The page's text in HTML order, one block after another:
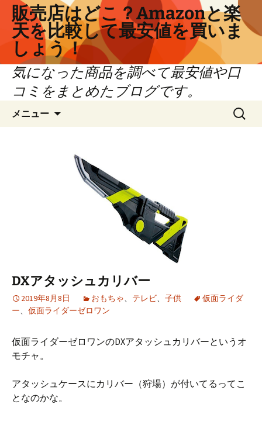
ツ
販売店はどこ？Amazonと楽
天を比較して最安値を買いま
しょう！
気になった商品を調べて最安値や口
コミをまとめたブログです。
メニュー
検
索:
DXアタッシュカリバー
2019年8月8日 おもちゃ、 テレビ、 子供
仮面ライダ
ー、 仮面ライダーゼロワン
仮面ライダーゼロワンのDXアタッシュカリバーというオ
モチャ。
アタッシュケースにカリバー（狩場）が付いてるってこ
となのかな。